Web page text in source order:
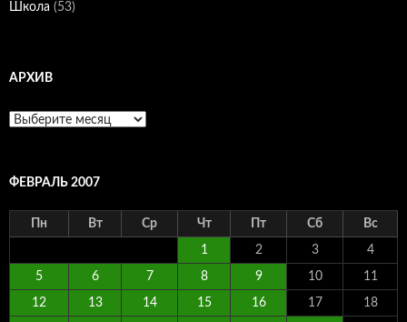
Школа (53)
АРХИВ
Архив
ФЕВРАЛЬ 2007
Пн Вт Ср Чт Пт Сб Вс
1 2 3 4
5 6 7 8 9 10 11
12 13 14 15 16 17 18